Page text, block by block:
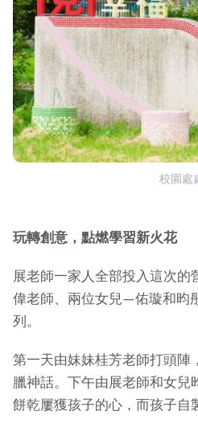
校園處
玩轉創意，點燃學習新火花
展老師一家人全部投入這次
偉老師、兩位女兒—佑璇和昀
列。
第一天由妹妹桂芳老師打頭陣
臘神話。下午由展老師和女兒
餅乾屢獲孩子的心，而孩子自